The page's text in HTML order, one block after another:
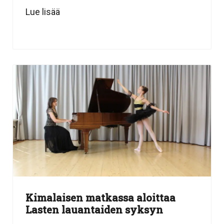
Lue lisää
Kimalaisen matkassa aloittaa
Lasten lauantaiden syksyn